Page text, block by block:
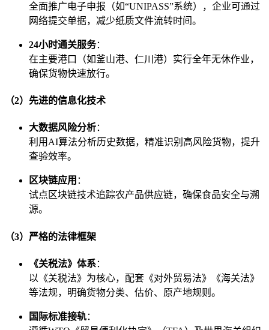
全面推广电子申报（如“UNIPASS”系统），企业可通过
网络提交单据，减少纸质文件流转时间。
24小时通关服务：
在主要港口（如釜山港、仁川港）实行全年无休作业，
确保货物快速放行。
（2）先进的信息化技术
大数据风险分析：
利用AI算法分析历史数据，精准识别高风险货物，提升
查验效率。
区块链应用 ：
试点区块链技术追踪农产品供应链，确保食品安全与溯
源。
（3）严格的法律框架
《关税法》体系：
以《关税法》为核心，配套《对外贸易法》《海关法》
等法规，明确货物分类、估价、原产地规则。
国际标准接轨：